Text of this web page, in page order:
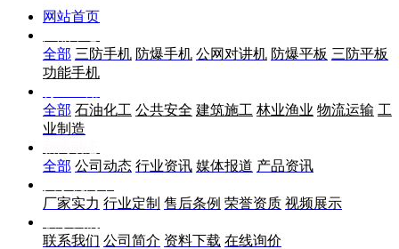
网站首页
全部 三防手机 防爆手机 公网对讲机 防爆平板 三防平板
功能手机
全部 石油化工 公共安全 建筑施工 林业渔业 物流运输 工
业制造
全部 公司动态 行业资讯 媒体报道 产品资讯
厂家实力 行业定制 售后条例 荣誉资质 视频展示
联系我们 公司简介 资料下载 在线询价